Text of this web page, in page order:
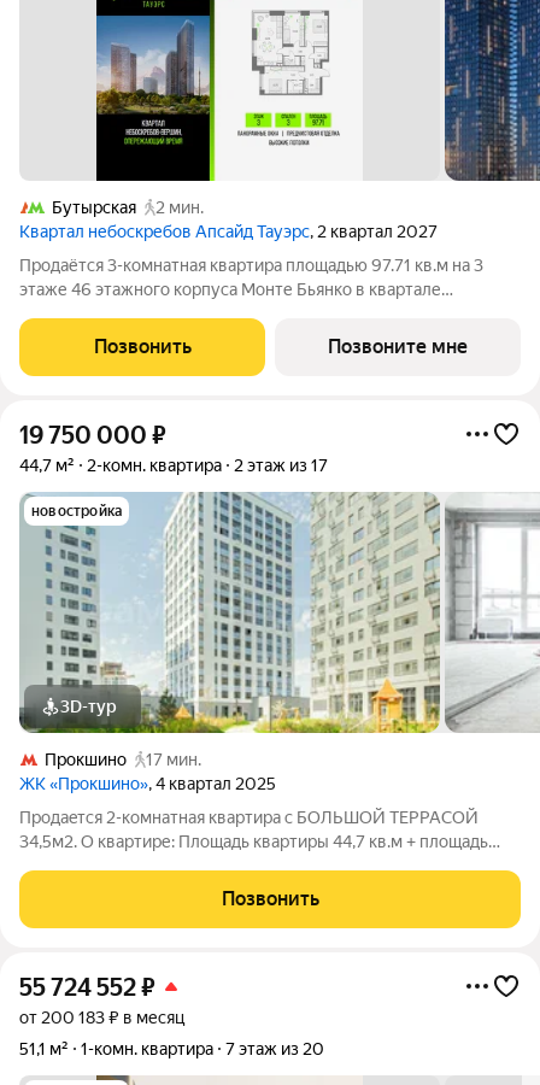
Бутырская
2 мин.
Квартал небоскребов Апсайд Тауэрс, 2 квартал 2027
Продаётся 3-комнатная квартира площадью 97.71 кв.м на 3
этаже 46 этажного корпуса Монте Бьянко в квартале
отделка,с видом на Бизнес-парк Останкино, прогулочный
бульвар, детский сад, школу,
Позвонить Позвоните мне
19 750 000 ₽
44,7 м² 2-комн. квартира 2 этаж из 17
новостройка
3D-тур
Прокшино
17 мин.
ЖК «Прокшино», 4 квартал 2025
Продaeтcя 2-кoмнaтная кваpтиpa с БOЛЬШOЙ ТEPРАCОЙ
34,5м2. О квартире: Площадь квартиры 44,7 кв.м + площадь
изолированные комнаты (15 кв.м. + 13,1 кв.м.); Кухня (7,4 кв.м.);
Совмещенный
Позвонить
55 724 552₽
от 200 183 ₽ в месяц
51,1 м²
1-комн. квартира 7 этаж из 20